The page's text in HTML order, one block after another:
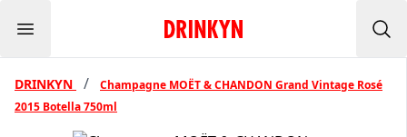
Menu Inicio Drinkyn
DRINKYN /
Champagne MOËT & CHANDON Grand Vintage Rosé
2015 Botella 750ml